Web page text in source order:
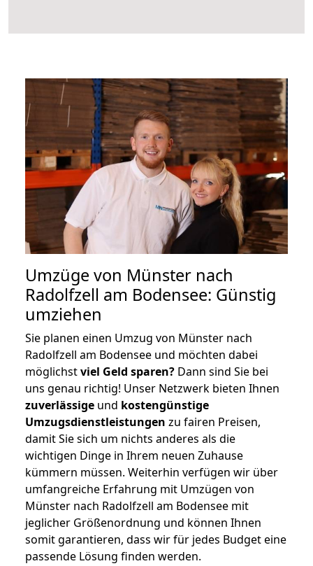
Umzüge von Münster nach
Radolfzell am Bodensee: Günstig
umziehen
Sie planen einen Umzug von Münster nach
Radolfzell am Bodensee und möchten dabei
möglichstviel Geld sparen? Dann sind Sie bei
uns genau richtig! Unser Netzwerk bieten Ihnen
zuverlässige und kostengünstige
Umzugsdienstleistungen zu fairen Preisen,
damit Sie sich um nichts anderes als die
wichtigen Dinge in Ihrem neuen Zuhause
kümmern müssen. Weiterhin verfügen wir über
umfangreiche Erfahrung mit Umzügen von
Münster nach Radolfzell am Bodensee mit
jeglicher Größenordnung und können Ihnen
somit garantieren, dass wir für jedes Budget eine
passende Lösung finden werden.